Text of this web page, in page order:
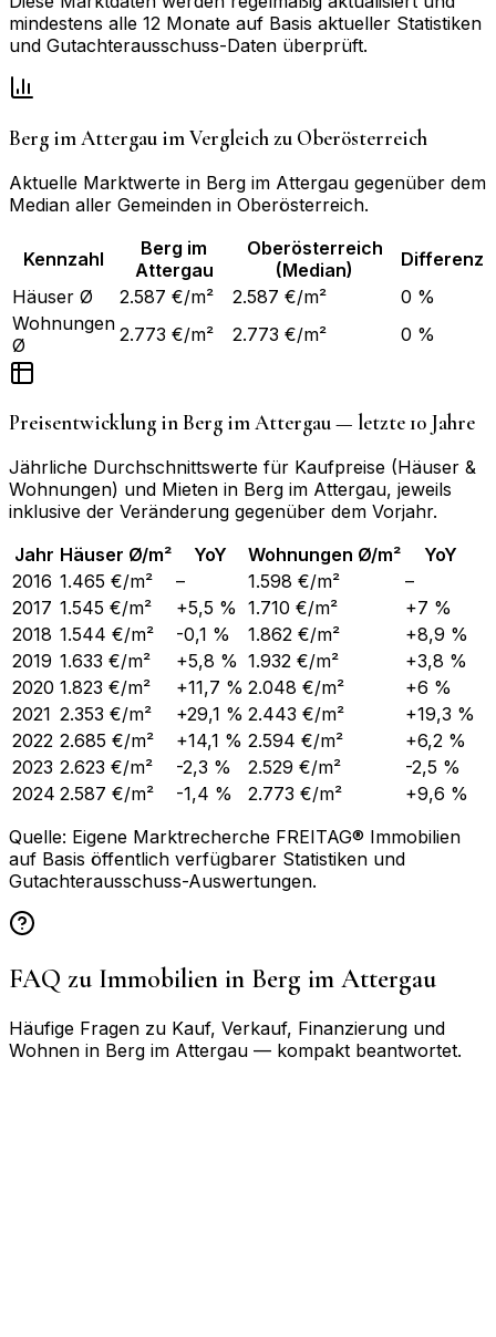
mindestens alle 12 Monate auf Basis aktueller Statistiken
und Gutachterausschuss-Daten überprüft.
Berg im Attergau im Vergleich zu Oberösterreich
Aktuelle Marktwerte in Berg im Attergau gegenüber dem
Median aller Gemeinden in Oberösterreich.
Kennzahl
Berg im
Attergau
Oberösterreich
(Median)
Differenz
Häuser Ø
2.587 €/m² 2.587 €/m²
0 %
Wohnungen
Ø
2.773 €/m² 2.773 €/m² 0 %
Preisentwicklung inBerg im Attergau— letzte 10 Jahre
Jährliche Durchschnittswerte für Kaufpreise (Häuser &
Wohnungen) und Mieten in Berg im Attergau, jeweils
inklusive der Veränderung gegenüber dem Vorjahr.
Jahr Häuser Ø/m² YoY Wohnungen Ø/m²
YoY
2016 1.465 €/m² – 1.598 €/m²
–
2017 1.545 €/m² +5,5 % 1.710 €/m²
+7 %
2018 1.544 €/m² -0,1 % 1.862 €/m²
+8,9 %
2019 1.633 €/m² +5,8 % 1.932 €/m²
+3,8 %
2020 1.823 €/m² +11,7 % 2.048 €/m²
+6 %
2021 2.353 €/m² +29,1 % 2.443 €/m²
+19,3 %
2022 2.685 €/m² +14,1 % 2.594 €/m²
+6,2 %
2023 2.623 €/m² -2,3 % 2.529 €/m²
-2,5 %
2024 2.587 €/m² -1,4 % 2.773 €/m²
+9,6 %
Quelle: Eigene Marktrecherche FREITAG® Immobilien
auf Basis öffentlich verfügbarer Statistiken und
Gutachterausschuss-Auswertungen.
FAQ zu Immobilien in Berg im Attergau
Häufige Fragen zu Kauf, Verkauf, Finanzierung und
Wohnen in Berg im Attergau — kompakt beantwortet.